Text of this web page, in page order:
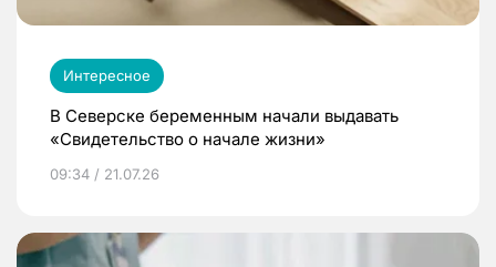
Интересное
В Северске беременным начали выдавать
«Свидетельство о начале жизни»
09:34 / 21.07.26